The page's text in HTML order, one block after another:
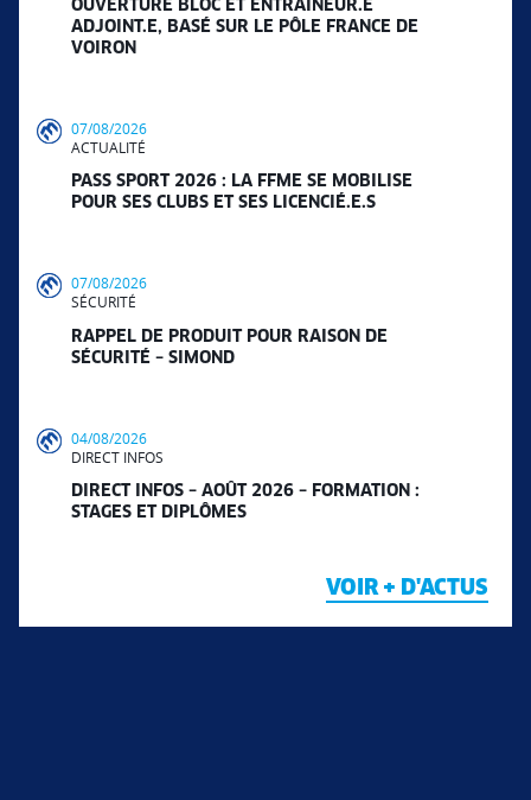
OUVERTURE BLOC ET ENTRAÎNEUR.E
ADJOINT.E, BASÉ SUR LE PÔLE FRANCE DE
VOIRON
07/08/2026
ACTUALITÉ
PASS SPORT 2026 : LA FFME SE MOBILISE
POUR SES CLUBS ET SES LICENCIÉ.E.S
07/08/2026
SÉCURITÉ
RAPPEL DE PRODUIT POUR RAISON DE
SÉCURITÉ – SIMOND
04/08/2026
DIRECT INFOS
DIRECT INFOS – AOÛT 2026 – FORMATION :
STAGES ET DIPLÔMES
VOIR + D'ACTUS